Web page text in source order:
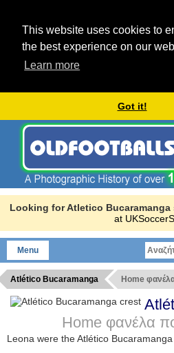
This website uses cookies to
the best experience on our
Learn more
Got it!
Looking for Atletico Bucaramanga
at
Menu
Atlético Bucaramanga Home
Home φανέλα
Leona were the Atlético